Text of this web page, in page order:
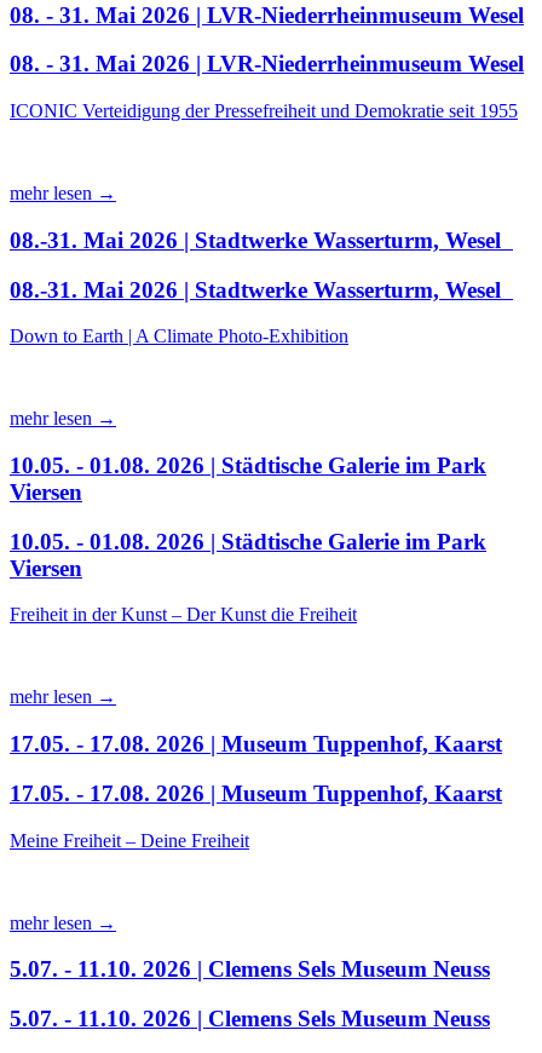
08. - 31. Mai 2026 | LVR-Niederrheinmuseum Wesel
08. - 31. Mai 2026 | LVR-Niederrheinmuseum Wesel
ICONIC Verteidigung der Pressefreiheit und Demokratie seit 1955
mehr lesen →
08.-31. Mai 2026 | Stadtwerke Wasserturm, Wesel
08.-31. Mai 2026 | Stadtwerke Wasserturm, Wesel
Down to Earth | A Climate Photo-Exhibition
mehr lesen →
10.05. - 01.08. 2026 | Städtische Galerie im Park
Viersen
10.05. - 01.08. 2026 | Städtische Galerie im Park
Viersen
Freiheit in der Kunst – Der Kunst die Freiheit
mehr lesen →
17.05. - 17.08. 2026 | Museum Tuppenhof, Kaarst
17.05. - 17.08. 2026 | Museum Tuppenhof, Kaarst
Meine Freiheit – Deine Freiheit
mehr lesen →
5.07. - 11.10. 2026 | Clemens Sels Museum Neuss
5.07. - 11.10. 2026 | Clemens Sels Museum Neuss